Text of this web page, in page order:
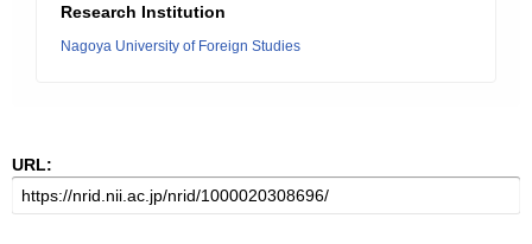
Research Institution
Nagoya University of Foreign Studies
URL: